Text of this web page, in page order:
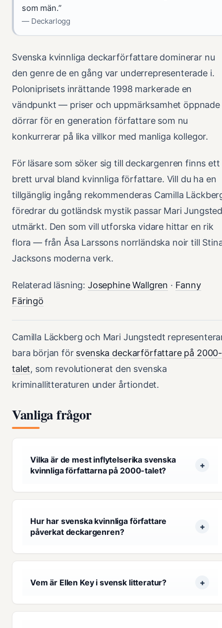
som män.”
— Deckarlogg
Svenska kvinnliga deckarförfattare dominerar nu
den genre de en gång var underrepresenterade i.
Poloniprisets inrättande 1998 markerade en
vändpunkt — priser och uppmärksamhet öppnade
dörrar för en generation författare som nu
konkurrerar på lika villkor med manliga kollegor.
För läsare som söker sig till deckargenren finns ett
brett urval bland kvinnliga författare. Vill du ha en
tillgänglig ingång rekommenderas Camilla
föredrar du gotländsk mystik passar Mari
utmärkt. Den som vill utforska vidare hittar en rik
flora — från Åsa Larssons norrländska noir till
Jacksons moderna verk.
Relaterad läsning: Josephine Wallgren · Fanny
Färingö
Camilla Läckberg och Mari Jungstedt
bara början för svenska deckarförfattare på 2000-
talet, som revolutionerat den svenska
kriminallitteraturen under årtiondet.
Vanliga frågor
Vilka är de mest inflytelserika svenska
kvinnliga författarna på 2000-talet?
Hur har svenska kvinnliga författare
påverkat deckargenren?
Vem är Ellen Key i svensk litteratur?